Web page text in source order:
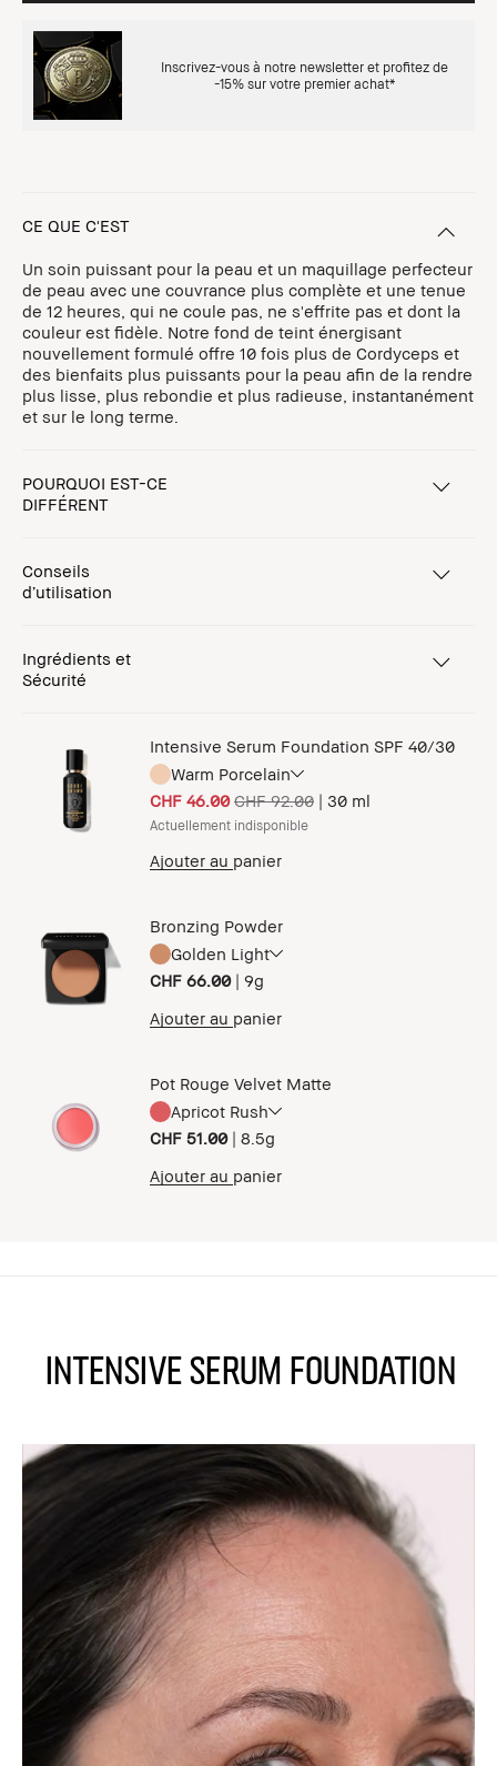
Inscrivez-vous à notre newsletter et profitez de
-15% sur votre premier achat*
CE QUE C'EST
Un soin puissant pour la peau et un maquillage perfecteur
de peau avec une couvrance plus complète et une tenue
de 12 heures, qui ne coule pas, ne s'effrite pas et dont la
couleur est fidèle. Notre fond de teint énergisant
nouvellement formulé offre 10 fois plus de Cordyceps et
des bienfaits plus puissants pour la peau afin de la rendre
plus lisse, plus rebondie et plus radieuse, instantanément
et sur le long terme.
POURQUOI EST-CE
DIFFÉRENT
Conseils
d’utilisation
Ingrédients et
Sécurité
Intensive Serum Foundation SPF 40/30
Warm Porcelain
CHF 46.00 CHF 92.00 | 30 ml
Actuellement indisponible
Ajouter au panier
Bronzing Powder
Golden Light
CHF 66.00 | 9g
Ajouter au panier
Pot Rouge Velvet Matte
Apricot Rush
CHF 51.00 | 8.5g
Ajouter au panier
Intensive Serum Foundation